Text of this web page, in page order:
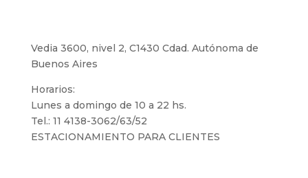
Vedia 3600, nivel 2, C1430 Cdad. Autónoma de
Buenos Aires
Horarios:
Lunes a domingo de 10 a 22 hs.
Tel.: 11 4138-3062/63/52
ESTACIONAMIENTO PARA CLIENTES